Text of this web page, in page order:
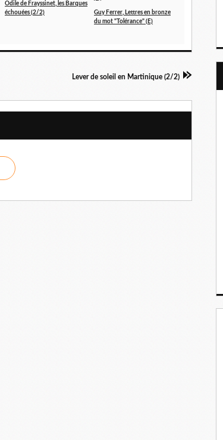
Odile de Frayssinet, les Barques
échouées (2/2)
Guy Ferrer, Lettres en bronze
du mot "Tolérance" (E)
Lever de soleil en Martinique (2/2)